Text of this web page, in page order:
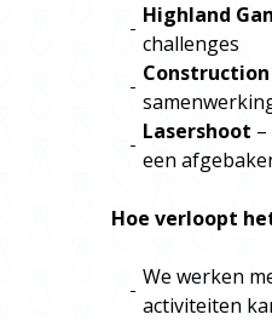
Highland
challenges
Construction
Lasershoot
een
Hoe verloopt
We werken
activiteiten